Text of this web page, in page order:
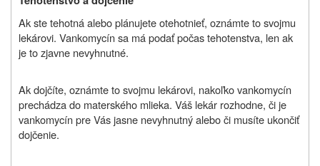
Ak ste tehotná alebo plánujete otehotnieť, oznámte to svojmu
lekárovi. Vankomycín sa má podať počas tehotenstva, len ak
je to zjavne nevyhnutné.
Ak dojčíte, oznámte to svojmu lekárovi, nakoľko vankomycín
prechádza do materského mlieka. Váš lekár rozhodne, či je
vankomycín pre Vás jasne nevyhnutný alebo či musíte ukončiť
dojčenie.